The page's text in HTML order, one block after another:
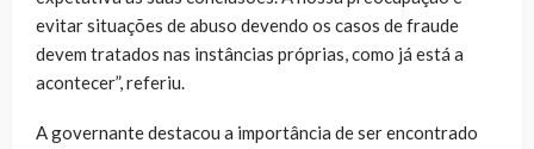
evitar situações de abuso devendo os casos de fraude
devem tratados nas instâncias próprias, como já está a
acontecer”, referiu.
A governante destacou a importância de ser encontrado